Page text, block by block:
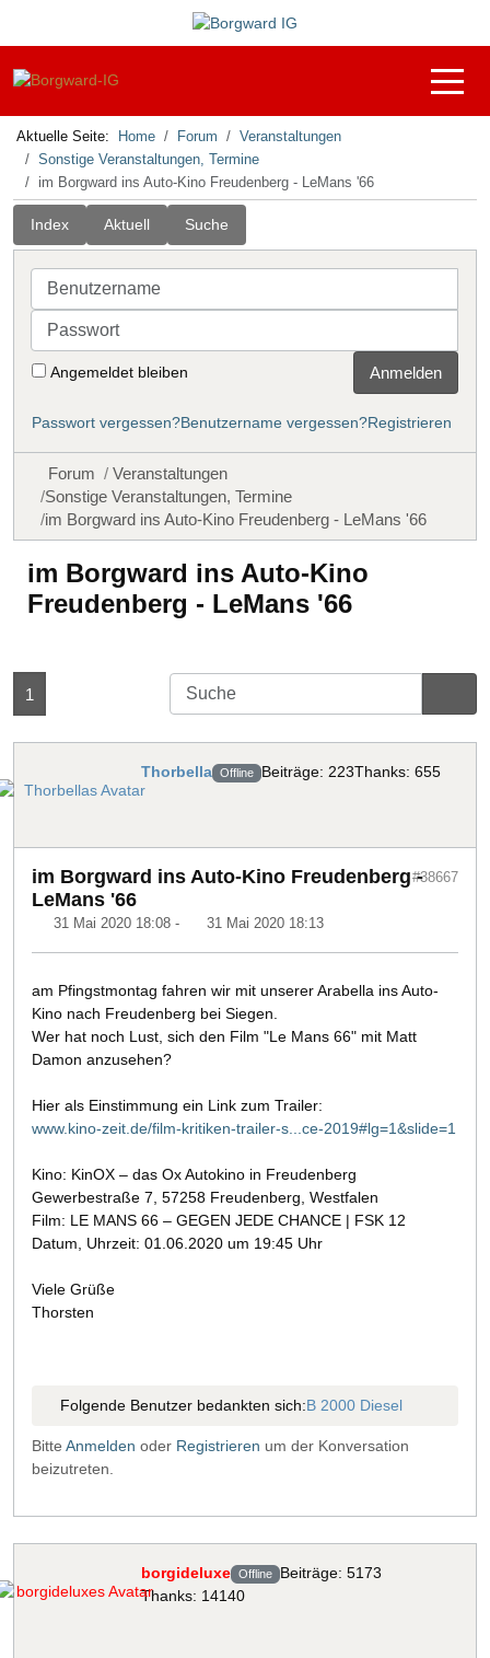
Off-
Aktuelle Seite: Home Forum
Veranstaltungen
Sonstige Veranstaltungen, Termine
im Borgward ins Auto-Kino Freudenberg - LeMans '66
Index Aktuell Suche
Benutzername
Passwort
Angemeldet bleiben Anmelden
Passwort vergessen?Benutzername vergessen?Registrieren
Forum
Veranstaltungen
Sonstige Veranstaltungen, Termine
im Borgward ins Auto-Kino Freudenberg - LeMans '66
im Borgward ins Auto-Kino
Freudenberg - LeMans '66
1
Thorbella Offline Beiträge: 223Thanks: 655
im Borgward ins Auto-Kino Freudenberg -
LeMans '66
31 Mai 2020 18:08 - 31 Mai 2020 18:13
#38667
am Pfingstmontag fahren wir mit unserer Arabella ins Auto-
Kino nach Freudenberg bei Siegen.
Wer hat noch Lust, sich den Film "Le Mans 66" mit Matt
Damon anzusehen?
Hier als Einstimmung ein Link zum Trailer:
www.kino-zeit.de/film-kritiken-trailer-s...ce-2019#lg=1&slide=1
Kino: KinOX – das Ox Autokino in Freudenberg
Gewerbestraße 7, 57258 Freudenberg, Westfalen
Film: LE MANS 66 – GEGEN JEDE CHANCE | FSK 12
Datum, Uhrzeit: 01.06.2020 um 19:45 Uhr
Viele Grüße
Thorsten
Folgende Benutzer bedankten sich:B 2000 Diesel
Bitte Anmelden oder Registrieren um der Konversation
beizutreten.
borgideluxe Offline Beiträge: 5173
Thanks: 14140